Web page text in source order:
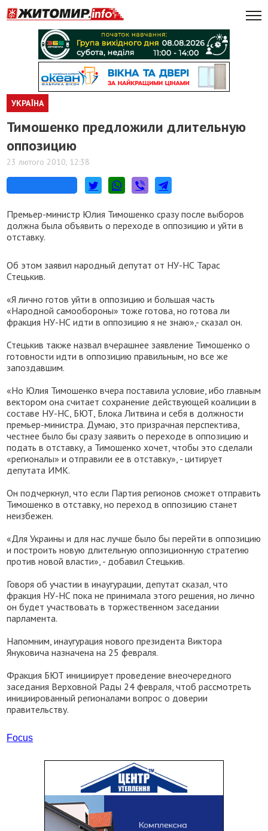
УКРАЇНА
Тимошенко предложили длительную
оппозицию
23 лютого 2010, 12:38
Премьер-министр Юлия Тимошенко сразу после выборов
должна была объявить о переходе в оппозицию и уйти в
отставку.
Об этом заявил народный депутат от НУ-НС Тарас
Стецькив.
«Я лично готов уйти в оппозицию и большая часть
«Народной самообороны» тоже готова, но готова ли
фракция НУ-НС идти в оппозицию я не знаю»,- сказал он.
Стецькив также назвал вчерашнее заявление Тимошенко о
готовности идти в оппозицию правильным, но все же
запоздавшим.
«Но Юлия Тимошенко вчера поставила условие, ибо главным
вектором она считает сохранение действующей коалиции в
составе НУ-НС, БЮТ, Блока Литвина и себя в должности
премьер-министра. Думаю, это призрачная перспектива,
честнее было бы сразу заявить о переходе в оппозицию и
подать в отставку, а Тимошенко хочет, чтобы это сделали
«регионалы» и отправили ее в отставку», - цитирует
депутата ИМК.
Он подчеркнул, что если Партия регионов сможет отправить
Тимошенко в отставку, но переход в оппозицию станет
неизбежен.
«Для Украины и для нас лучше было бы перейти в оппозицию
и построить новую длительную оппозиционную стратегию
против новой власти», - добавил Стецькив.
Говоря об участии в инаугурации, депутат сказал, что
фракция НУ-НС пока не принимала этого решения, но лично
он будет участвовать в торжественном заседании
парламента.
Напомним, инаугурация нового президента Виктора
Януковича назначена на 25 февраля.
Фракция БЮТ инициирует проведение внеочередного
заседания Верховной Рады 24 февраля, чтоб рассмотреть
инициированный регионалами вопрос о доверии
правительству.
Focus